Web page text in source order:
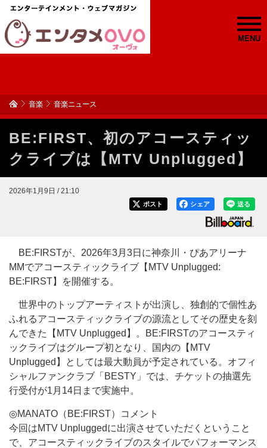
MENU
音楽 音楽ニュース
BE:FIRST、初のアコースティッ
クライブは【MTV Unplugged】
2026年1月9日 / 21:10
送る
シェア
ポスト
BE:FIRSTが、2026年3月3日に神奈川・ぴあアリーナ
MMでアコースティックライブ【MTV Unplugged:
BE:FIRST】を開催する。
世界中のトップアーティストが出演し、独創的で個性あ
ふれるアコースティックライブの源流としてその歴史を刻
んできた【MTV Unplugged】。BE:FIRSTのアコースティ
ックライブはグループ初となり、国内の【MTV
Unplugged】としては最大動員が予定されている。オフィ
シャルファンクラブ「BESTY」では、チケットの抽選先
行受付が1月14日まで実施中。
◎MANATO（BE:FIRST）コメント
今回はMTV Unpluggedに出演させていただくということ
で、アコースティックライブのスタイルでパフォーマンス